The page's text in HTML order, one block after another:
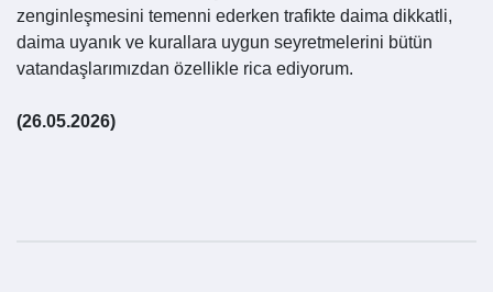
zenginleşmesini temenni ederken trafikte daima dikkatli,
daima uyanık ve kurallara uygun seyretmelerini bütün
vatandaşlarımızdan özellikle rica ediyorum.
(26.05.2026)